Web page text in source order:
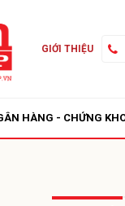
GIỚI THIỆU
HÀNG - CHỨNG